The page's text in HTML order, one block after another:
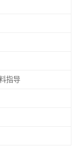
指导